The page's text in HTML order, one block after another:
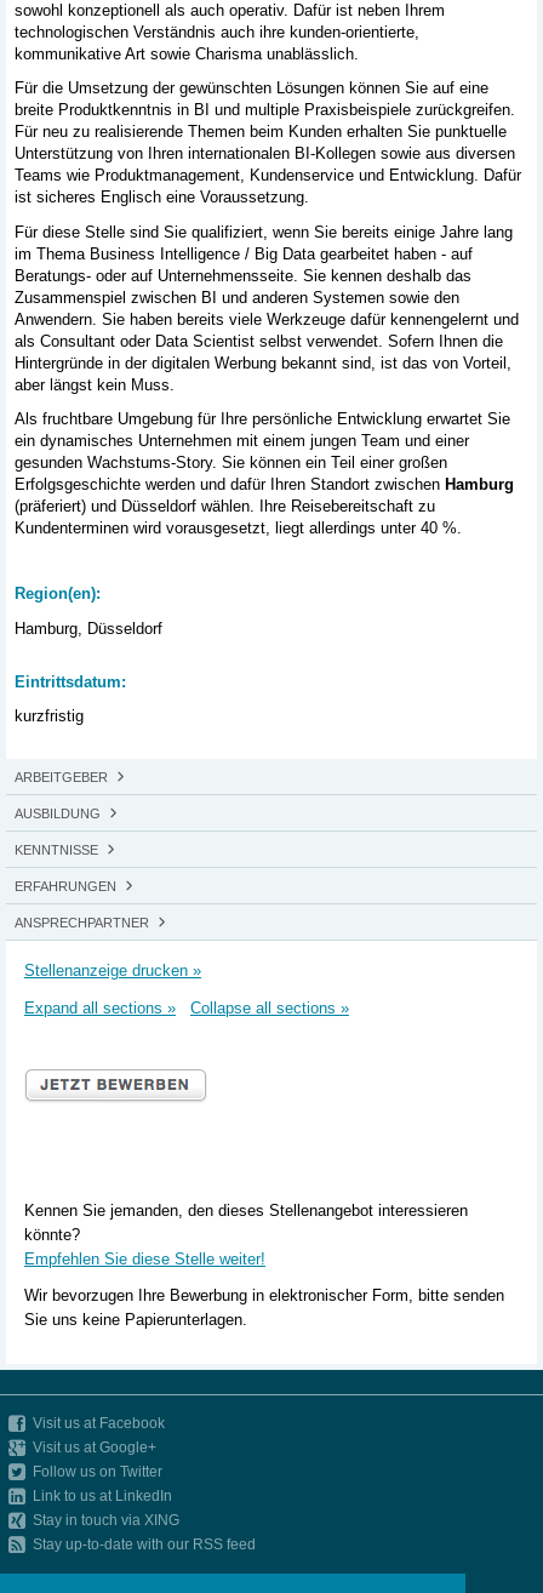
sowohl konzeptionell als auch operativ. Dafür ist neben Ihrem
technologischen Verständnis auch ihre kunden-orientierte,
kommunikative Art sowie Charisma unablässlich.
Für die Umsetzung der gewünschten Lösungen können Sie auf eine
breite Produktkenntnis in BI und multiple Praxisbeispiele zurückgreifen.
Für neu zu realisierende Themen beim Kunden erhalten Sie punktuelle
Unterstützung von Ihren internationalen BI-Kollegen sowie aus diversen
Teams wie Produktmanagement, Kundenservice und Entwicklung. Dafür
ist sicheres Englisch eine Voraussetzung.
Für diese Stelle sind Sie qualifiziert, wenn Sie bereits einige Jahre lang
im Thema Business Intelligence / Big Data gearbeitet haben - auf
Beratungs- oder auf Unternehmensseite. Sie kennen deshalb das
Zusammenspiel zwischen BI und anderen Systemen sowie den
Anwendern. Sie haben bereits viele Werkzeuge dafür kennengelernt und
als Consultant oder Data Scientist selbst verwendet. Sofern Ihnen die
Hintergründe in der digitalen Werbung bekannt sind, ist das von Vorteil,
aber längst kein Muss.
Als fruchtbare Umgebung für Ihre persönliche Entwicklung erwartet Sie
ein dynamisches Unternehmen mit einem jungen Team und einer
gesunden Wachstums-Story. Sie können ein Teil einer großen
Erfolgsgeschichte werden und dafür Ihren Standort zwischen Hamburg
(präferiert) und Düsseldorf wählen. Ihre Reisebereitschaft zu
Kundenterminen wird vorausgesetzt, liegt allerdings unter 40 %.
Region(en):
Hamburg, Düsseldorf
Eintrittsdatum:
kurzfristig
ARBEITGEBER
AUSBILDUNG
KENNTNISSE
ERFAHRUNGEN
ANSPRECHPARTNER
Stellenanzeige drucken »
Expand all sections » Collapse all sections »
Kennen Sie jemanden, den dieses Stellenangebot interessieren
könnte?
Empfehlen Sie diese Stelle weiter!
Wir bevorzugen Ihre Bewerbung in elektronischer Form, bitte senden
Sie uns keine Papierunterlagen.
Visit us at Facebook
Visit us at Google+
Follow us on Twitter
Link to us at LinkedIn
Stay in touch via XING
Stay up-to-date with our RSS feed